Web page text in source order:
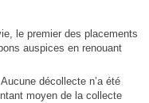
le premier des placements
auspices en renouant
décollecte n’a été
moyen de la collecte